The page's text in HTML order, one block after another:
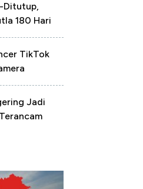
Ditutup,
180 Hari
TikTok
Jadi